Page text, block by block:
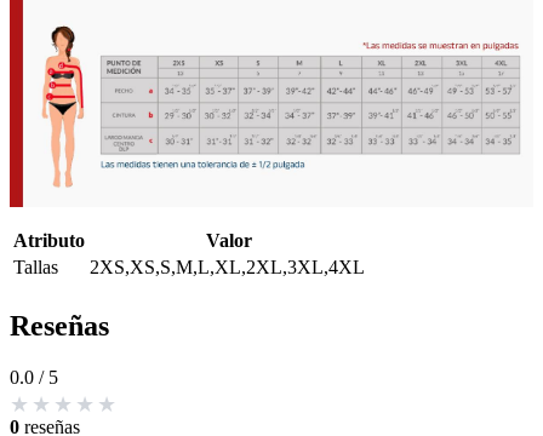
Atributo
Valor
Tallas
2XS,XS,S,M,L,XL,2XL,3XL,4XL
Reseñas
0.0 / 5
0 reseñas